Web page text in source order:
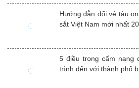
Hướng dẫn đổi vé tàu
sắt Việt Nam mới nhất
5 điều trong cẩm nang
trình đến với thành phố